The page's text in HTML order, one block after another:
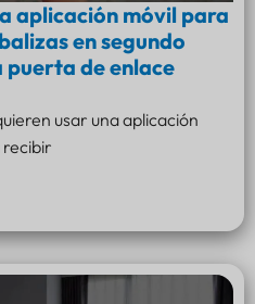
aplicación móvil para
en segundo
puerta de enlace
usar una aplicación
recibir